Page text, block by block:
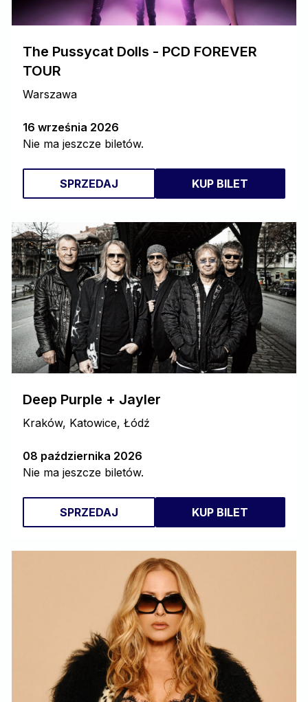
The Pussycat Dolls - PCD FOREVER
TOUR
Warszawa
16 września 2026
Nie ma jeszcze biletów.
SPRZEDAJ KUP BILET
Deep Purple + Jayler
Kraków, Katowice, Łódź
08 października 2026
Nie ma jeszcze biletów.
SPRZEDAJ KUP BILET